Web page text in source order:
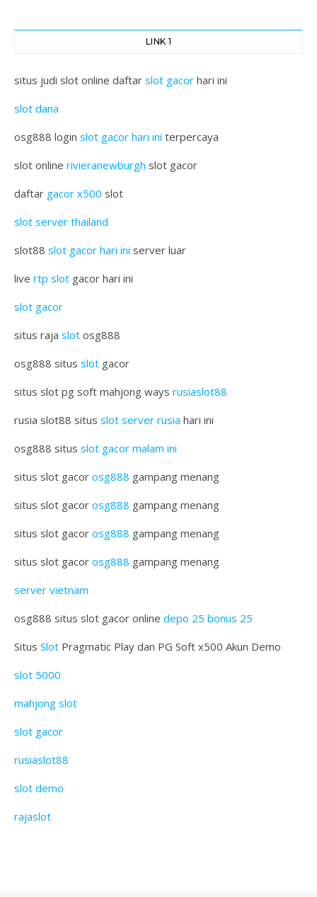
LINK 1
situs judi slot online daftar slot gacor hari ini
slot dana
osg888 login slot gacor hari ini terpercaya
slot online rivieranewburgh slot gacor
daftar gacor x500 slot
slot server thailand
slot88 slot gacor hari ini server luar
live rtp slot gacor hari ini
slot gacor
situs raja slot osg888
osg888 situs slot gacor
situs slot pg soft mahjong ways rusiaslot88
rusia slot88 situs slot server rusia hari ini
osg888 situs slot gacor malam ini
situs slot gacor osg888 gampang menang
situs slot gacor osg888 gampang menang
situs slot gacor osg888 gampang menang
situs slot gacor osg888 gampang menang
server vietnam
osg888 situs slot gacor online depo 25 bonus 25
Situs Slot Pragmatic Play dan PG Soft x500 Akun Demo
slot 5000
mahjong slot
slot gacor
rusiaslot88
slot demo
rajaslot